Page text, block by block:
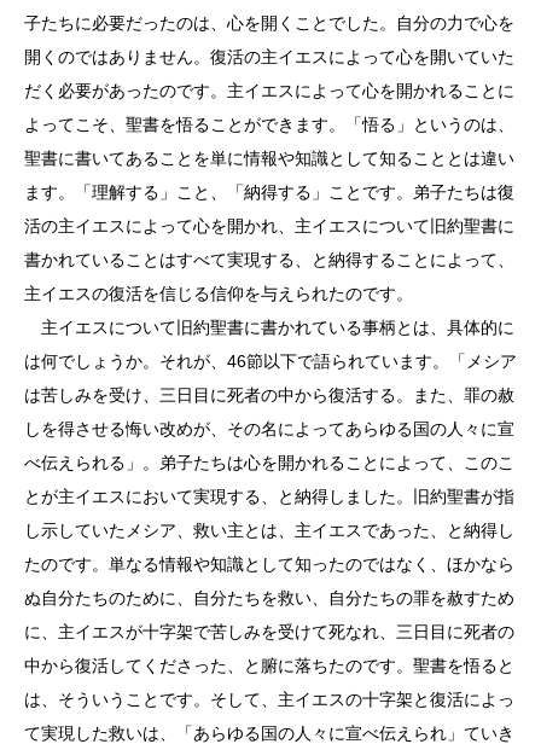
子たちに必要だったのは、心を開くことでした。自分の力で心を
開くのではありません。復活の主イエスによって心を開いていた
だく必要があったのです。主イエスによって心を開かれることに
よってこそ、聖書を悟ることができます。「悟る」というのは、
聖書に書いてあることを単に情報や知識として知ることとは違い
ます。「理解する」こと、「納得する」ことです。弟子たちは復
活の主イエスによって心を開かれ、主イエスについて旧約聖書に
書かれていることはすべて実現する、と納得することによって、
主イエスの復活を信じる信仰を与えられたのです。
主イエスについて旧約聖書に書かれている事柄とは、具体的に
は何でしょうか。それが、46節以下で語られています。「メシア
は苦しみを受け、三日目に死者の中から復活する。また、罪の赦
しを得させる悔い改めが、その名によってあらゆる国の人々に宣
べ伝えられる」。弟子たちは心を開かれることによって、このこ
とが主イエスにおいて実現する、と納得しました。旧約聖書が指
し示していたメシア、救い主とは、主イエスであった、と納得し
たのです。単なる情報や知識として知ったのではなく、ほかなら
ぬ自分たちのために、自分たちを救い、自分たちの罪を赦すため
に、主イエスが十字架で苦しみを受けて死なれ、三日目に死者の
中から復活してくださった、と腑に落ちたのです。聖書を悟ると
は、そういうことです。そして、主イエスの十字架と復活によっ
て実現した救いは、「あらゆる国の人々に宣べ伝えられ」ていき